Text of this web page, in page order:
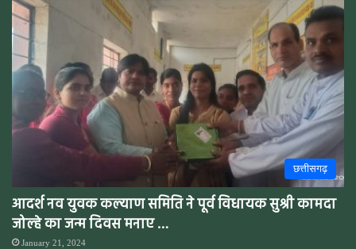
छत्तीसगढ़
आदर्श नव युवक कल्याण समिति ने पूर्व विधायक सुश्री कामदा
जोल्हे का जन्म दिवस मनाए …
January 21, 2024